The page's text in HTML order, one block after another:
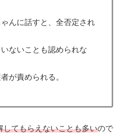
んに話すと、全否定され
ないことも認められな
が責められる。
してもらえないことも多いので